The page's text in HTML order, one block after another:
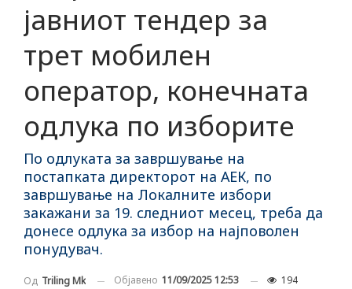
јавниот тендер за
трет мобилен
оператор, конечната
одлука по изборите
По одлуката за завршување на
постапката директорот на АЕК, по
завршување на Локалните избори
закажани за 19. следниот месец, треба да
донесе одлука за избор на најповолен
понудувач.
Од Triling Mk Објавено 11/09/2025 12:53 194